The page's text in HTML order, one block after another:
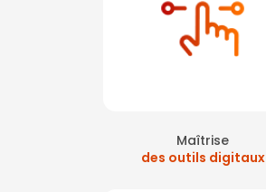
Maîtrise
des outils digitaux